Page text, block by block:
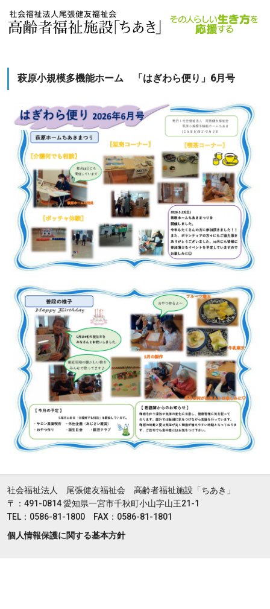
萩原小規模多機能ホーム 「はぎわら便り」6月号
社会福祉法人 尾張健友福祉会 高齢者福祉施設「ちあき」
〒：491-0814 愛知県一宮市千秋町小山字山王21-1
TEL：0586-81-1800 FAX：0586-81-1801
個人情報保護に関する基本方針